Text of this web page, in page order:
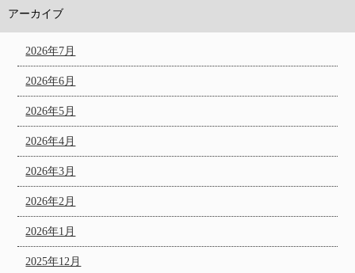
アーカイブ
2026年7月
2026年6月
2026年5月
2026年4月
2026年3月
2026年2月
2026年1月
2025年12月